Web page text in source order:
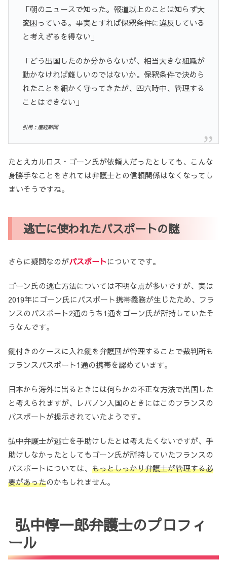
「朝のニュースで知った。報道以上のことは知らず大
変困っている。事実とすれば保釈条件に違反している
と考えざるを得ない」
「どう出国したのか分からないが、相当大きな組織が
動かなければ難しいのではないか。保釈条件で決めら
れたことを細かく守ってきたが、四六時中、管理する
ことはできない」
引用：産経新聞
たとえカルロス・ゴーン氏が依頼人だったとしても、こんな
身勝手なことをされては弁護士との信頼関係はなくなってし
まいそうですね。
逃亡に使われたパスポートの謎
さらに疑問なのがパスポートについてです。
ゴーン氏の逃亡方法については不明な点が多いですが、実は
2019年にゴーン氏にパスポート携帯義務が生じたため、フラ
ンスのパスポート2通のうち1通をゴーン氏が所持していたそ
うなんです。
鍵付きのケースに入れ鍵を弁護団が管理することで裁判所も
フランスパスポート1通の携帯を認めています。
日本から海外に出るときには何らかの不正な方法で出国した
と考えられますが、レバノン入国のときにはこのフランスの
パスポートが提示されていたようです。
弘中弁護士が逃亡を手助けしたとは考えたくないですが、手
助けしなかったとしてもゴーン氏が所持していたフランスの
パスポートについては、 もっとしっかり弁護士が管理する必
要があったのかもしれません。
弘中惇一郎弁護士のプロフィ
ール